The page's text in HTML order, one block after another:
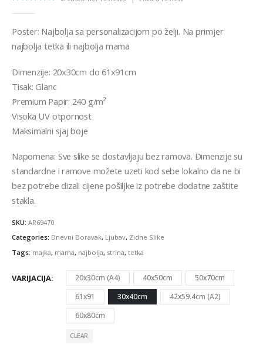
Poster: Najbolja sa personalizacijom po želji. Na primjer
najbolja tetka ili najbolja mama
Dimenzije: 20x30cm do 61x91cm
Tisak: Glanc
Premium Papir: 240 g/m²
Visoka UV otpornost
Maksimalni sjaj boje
Napomena: Sve slike se dostavljaju bez ramova. Dimenzije su
standardne i ramove možete uzeti kod sebe lokalno da ne bi
bez potrebe dizali cijene pošiljke iz potrebe dodatne zaštite
stakla.
SKU: AR69470
Categories: Dnevni Boravak, Ljubav, Zidne Slike
Tags: majka, mama, najbolja, strina, tetka
VARIJACIJA 20x30cm (A4) 40x50cm
50x70cm
61x91
30x40cm
42x59.4cm (A2)
60x80cm
CLEAR